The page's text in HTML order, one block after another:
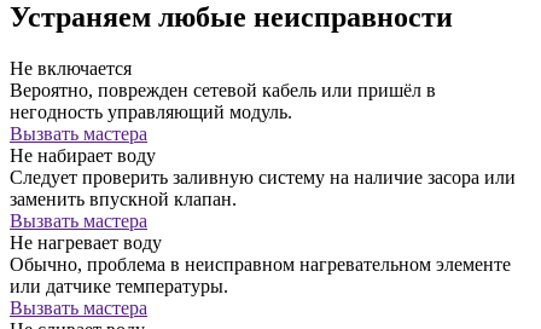
Устраняем любые неисправности
Не включается
Вероятно, поврежден сетевой кабель или пришёл в
негодность управляющий модуль.
Вызвать мастера
Не набирает воду
Следует проверить заливную систему на наличие засора или
заменить впускной клапан.
Вызвать мастера
Не нагревает воду
Обычно, проблема в неисправном нагревательном элементе
или датчике температуры.
Вызвать мастера